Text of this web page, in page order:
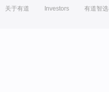
关于有道 Investors 有道智选